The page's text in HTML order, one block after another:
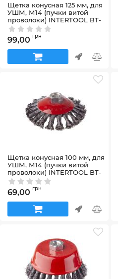
Щетка конусная 125 мм, для
УШМ, М14 (пучки витой
проволоки) INTERTOOL BT-
4125
Артикул: BT-4125
99,00 грн
Щетка конусная 100 мм, для
УШМ, М14 (пучки витой
проволоки) INTERTOOL BT-
4100
Артикул: BT-4100
69,00 грн